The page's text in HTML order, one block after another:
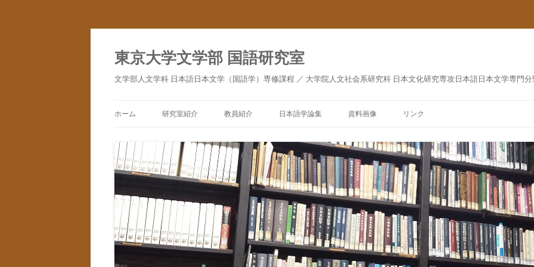
コ
テ
ン
ツ
へ
ス
東京大学文学部 国語研究室
文学部人文学科 日本語日本文学（国語学）専修課程 ／ 大学院人文社会系研究科 日本文化研究専攻日本語日本文学専門分
ホーム 研究室紹介 教員紹介 日本語学論集 資料画像 リンク